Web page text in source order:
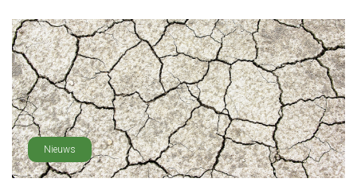
Nieuws